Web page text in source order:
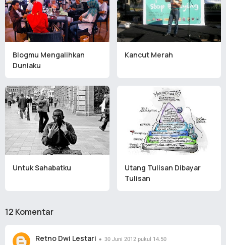
Blogmu Mengalihkan
Duniaku
Kancut Merah
Untuk Sahabatku
Utang Tulisan Dibayar
Tulisan
12 Komentar
Retno Dwi Lestari 30 Juni 2012 pukul 14.50